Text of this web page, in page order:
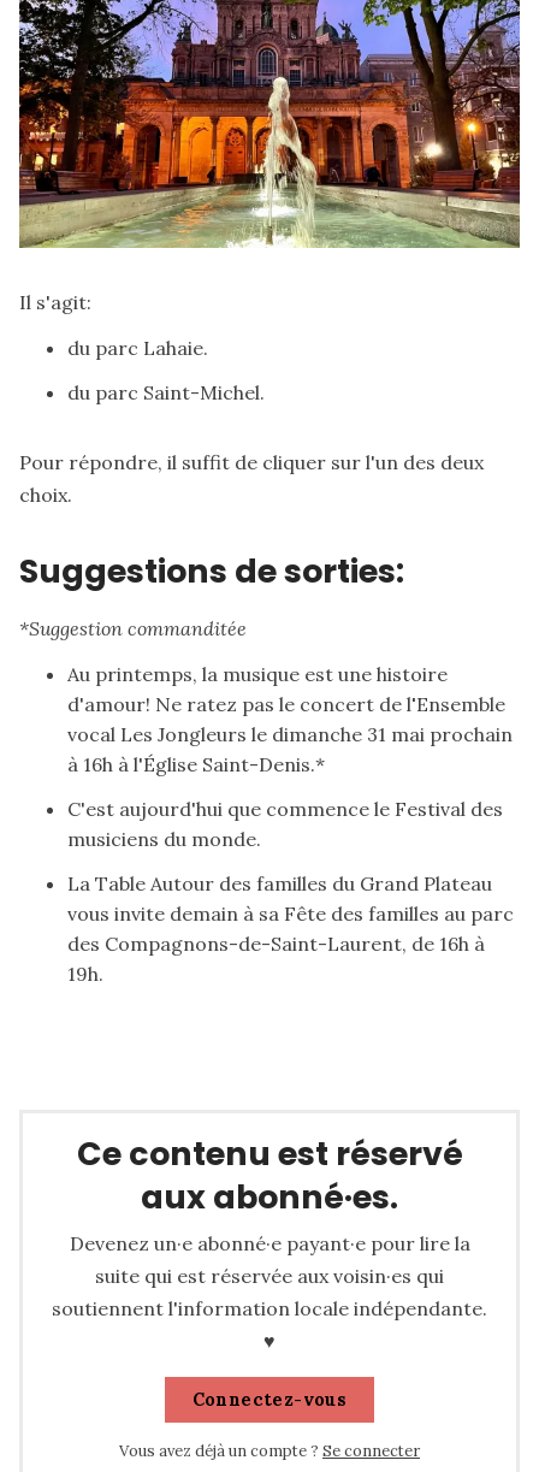
Il s'agit:
du parc Lahaie.
du parc Saint-Michel.
Pour répondre, il suffit de cliquer sur l'un des deux
choix.
Suggestions de sorties:
*Suggestion commanditée
Au printemps, la musique est une histoire
d'amour! Ne ratez pas le concert de l'Ensemble
vocal Les Jongleurs le dimanche 31 mai prochain
à 16h à l'Église Saint-Denis.*
C'est aujourd'hui que commence le Festival des
musiciens du monde.
La Table Autour des familles du Grand Plateau
vous invite demain à sa Fête des familles au parc
des Compagnons-de-Saint-Laurent, de 16h à
19h.
Ce contenu est réservé
aux abonné·es.
Devenez un·e abonné·e payant·e pour lire la
suite qui est réservée aux voisin·es qui
soutiennent l'information locale indépendante.
♥
Connectez-vous
Vous avez déjà un compte ? Se connecter